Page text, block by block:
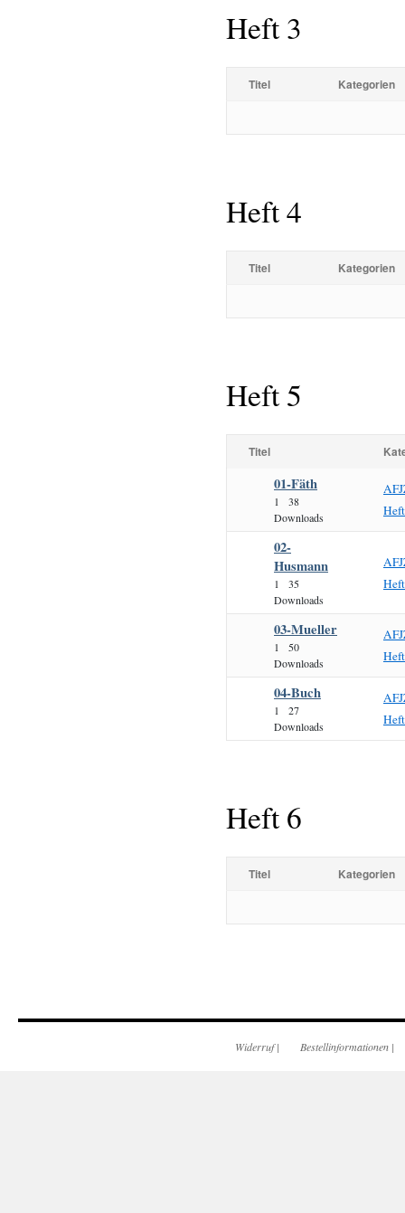
Heft 3
Titel Kategorien
Heft 4
Titel Kategorien
Heft 5
Titel
01-Fäth
1
38
Downloads
02-
Husmann
1
35
Downloads
03-Mueller
1
50
Downloads
04-Buch
1
27
Downloads
Heft 6
Titel Kategorien
Widerruf| Bestellinformationen |